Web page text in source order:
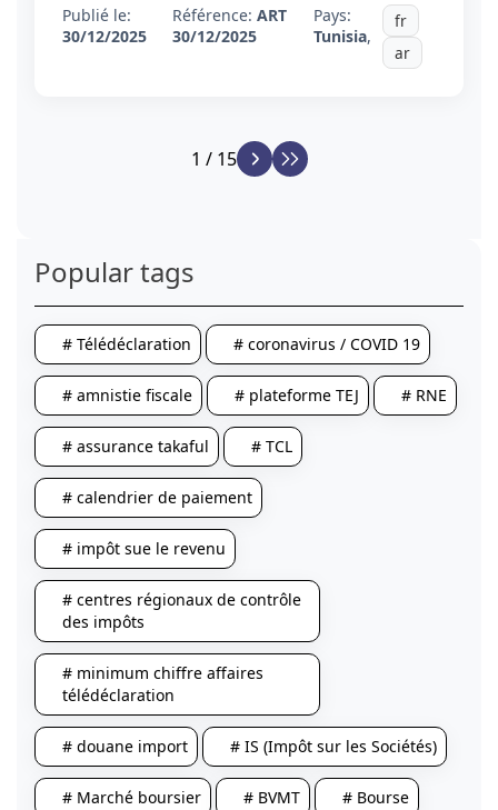
Publié le:
30/12/2025
Référence: ART
30/12/2025
Pays:
Tunisia,
fr
ar
1 / 15
Popular tags
# Télédéclaration # coronavirus / COVID 19
# amnistie fiscale # plateforme TEJ # RNE
# assurance takaful # TCL
# calendrier de paiement
# impôt sue le revenu
# centres régionaux de contrôle
des impôts
# minimum chiffre affaires
télédéclaration
# douane import # IS (Impôt sur les Sociétés)
# Marché boursier # BVMT # Bourse